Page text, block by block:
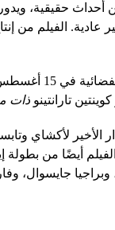
أحداث حقيقية،
عادية. الفيلم من
تم إصدار
تارانتينو ذات
الأخير لأكشاي
أيضًا من بطولة
وبراجيا جايسوال،